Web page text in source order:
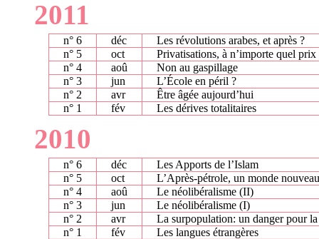
2011
n° 6 déc
Les révolutions arabes, et après ?
n° 5
oct
Privatisations, à n’importe quel prix
n° 4
aoû
Non au gaspillage
n° 3
jun
L’École en péril ?
n° 2
avr
Être âgée aujourd’hui
n° 1
fév Les dérives totalitaires
2010
n° 6 déc
Les Apports de l’Islam
n° 5
oct
L’Après-pétrole, un monde nouveau
n° 4
aoû
Le néolibéralisme (II)
n° 3
jun
Le néolibéralisme (I)
n° 2
avr
La surpopulation: un danger pour la
n° 1
fév Les langues étrangères